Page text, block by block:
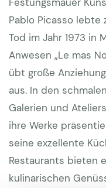
Verfügung stehen.
Festungsmauer
Pablo Picasso lebte
Tod im Jahr 1973 in
Anwesen „Le mas
übt große
aus. In den
Galerien und
ihre Werke
seine exzellente
Restaurants bieten
kulinarischen